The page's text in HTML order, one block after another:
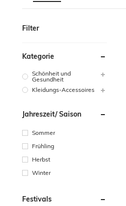
Filter
Kategorie
Schönheit und
Gesundheit
Kleidungs-Accessoires
Jahreszeit/ Saison
Sommer
Frühling
Herbst
Winter
Festivals